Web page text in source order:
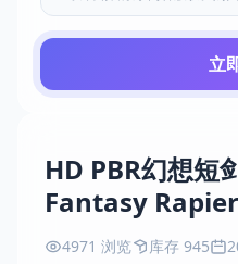
HD PBR幻想短
Fantasy
4971 浏览 库存 945
立